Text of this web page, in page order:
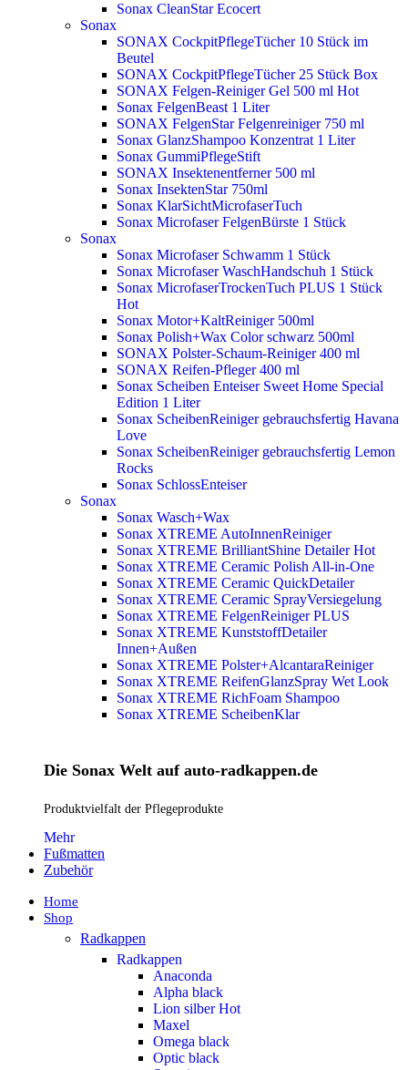
Sonax CleanStar Ecocert
Sonax
SONAX CockpitPflegeTücher 10 Stück im
Beutel
SONAX CockpitPflegeTücher 25 Stück Box
SONAX Felgen-Reiniger Gel 500 ml Hot
Sonax FelgenBeast 1 Liter
SONAX FelgenStar Felgenreiniger 750 ml
Sonax GlanzShampoo Konzentrat 1 Liter
Sonax GummiPflegeStift
SONAX Insektenentferner 500 ml
Sonax InsektenStar 750ml
Sonax KlarSichtMicrofaserTuch
Sonax Microfaser FelgenBürste 1 Stück
Sonax
Sonax Microfaser Schwamm 1 Stück
Sonax Microfaser WaschHandschuh 1 Stück
Sonax MicrofaserTrockenTuch PLUS 1 Stück
Hot
Sonax Motor+KaltReiniger 500ml
Sonax Polish+Wax Color schwarz 500ml
SONAX Polster-Schaum-Reiniger 400 ml
SONAX Reifen-Pfleger 400 ml
Sonax Scheiben Enteiser Sweet Home Special
Edition 1 Liter
Sonax ScheibenReiniger gebrauchsfertig Havana
Love
Sonax ScheibenReiniger gebrauchsfertig Lemon
Rocks
Sonax SchlossEnteiser
Sonax
Sonax Wasch+Wax
Sonax XTREME AutoInnenReiniger
Sonax XTREME BrilliantShine DetailerHot
Sonax XTREME Ceramic Polish All-in-One
Sonax XTREME Ceramic QuickDetailer
Sonax XTREME Ceramic SprayVersiegelung
Sonax XTREME FelgenReiniger PLUS
Sonax XTREME KunststoffDetailer
Innen+Außen
Sonax XTREME Polster+AlcantaraReiniger
Sonax XTREME ReifenGlanzSpray Wet Look
Sonax XTREME RichFoam Shampoo
Sonax XTREME ScheibenKlar
Die Sonax Welt auf auto-radkappen.de
Produktvielfalt der Pflegeprodukte
Mehr
Fußmatten
Zubehör
Home
Shop
Radkappen
Radkappen
Anaconda
Alpha black
Lion silberHot
Maxel
Omega black
Optic black